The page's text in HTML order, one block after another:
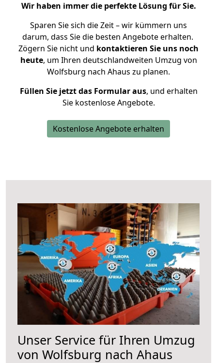
Wir haben immer die perfekte Lösung für Sie.
Sparen Sie sich die Zeit – wir kümmern uns
darum, dass Sie die besten Angebote erhalten.
Zögern Sie nicht und kontaktieren Sie uns noch
heute, um Ihren deutschlandweiten Umzug von
Wolfsburg nach Ahaus zu planen.
Füllen Sie jetzt das Formular aus, und erhalten
Sie kostenlose Angebote.
Kostenlose Angebote erhalten
Unser Service für Ihren Umzug
von Wolfsburg nach Ahaus